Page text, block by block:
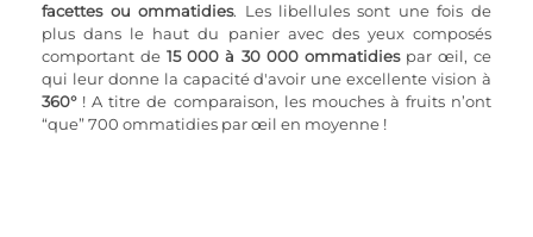
facettes ou ommatidies. Les libellules sont une fois de
plus dans le haut du panier avec des yeux composés
comportant de 15 000 à 30 000 ommatidies par œil, ce
360° ! A titre de comparaison, les mouches à fruits n’ont
“que” 700 ommatidies par œil en moyenne !